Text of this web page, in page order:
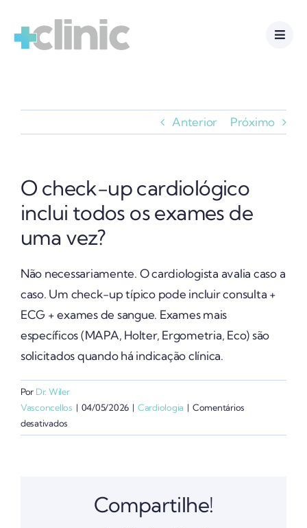
para
Anterior Próximo
O check-up cardiológico
inclui todos os exames de
uma vez?
Não necessariamente. O cardiologista avalia caso a
caso. Um check-up típico pode incluir consulta +
ECG + exames de sangue. Exames mais
específicos (MAPA, Holter, Ergometria, Eco) são
solicitados quando há indicação clínica.
Por Dr. Wiler
Vasconcellos | 04/05/2026 | Cardiologia | Comentários
desativados
O
Compartilhe!